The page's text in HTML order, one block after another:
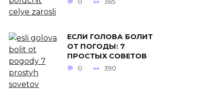
0 365
ЕСЛИ ГОЛОВА БОЛИТ
ОТ ПОГОДЫ: 7
ПРОСТЫХ СОВЕТОВ
0 390